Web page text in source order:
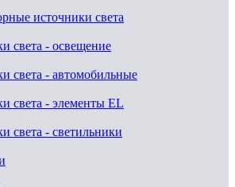
источники света
света - освещение
света - автомобильные
света - элементы EL
света - светильники